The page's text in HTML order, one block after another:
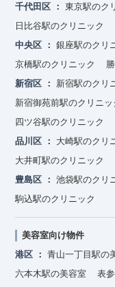
千代田区
東京駅のク
日比谷駅のクリニック
中央区
銀座駅のクリ
京橋駅のクリニック
新宿区
新宿駅のクリ
新宿御苑前駅のクリニッ
四ツ谷駅のクリニック
品川区
大崎駅のクリ
大井町駅のクリニック
豊島区
池袋駅のクリ
駒込駅のクリニック
美容室向け物件
港区
青山一丁目駅の
六本木駅の美容室
表